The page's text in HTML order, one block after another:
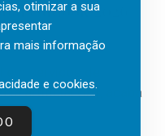
Outlook 2026
serviços de
artificial (IA), acaba
otimizar a sua
mais informação
e cookies.